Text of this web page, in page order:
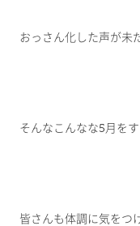
おっさん化した声が未
そんなこんなな5月を
皆さんも体調に気をつ